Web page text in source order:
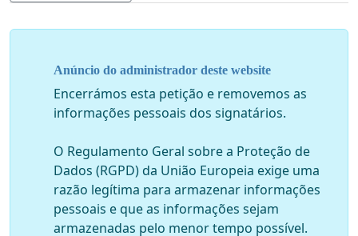
Anúncio do administrador deste website
Encerrámos esta petição e removemos as
informações pessoais dos signatários.
O Regulamento Geral sobre a Proteção de
Dados (RGPD) da União Europeia exige uma
razão legítima para armazenar informações
pessoais e que as informações sejam
armazenadas pelo menor tempo possível.